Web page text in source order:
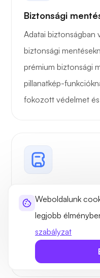
Weboldalunk
legjobb
szabályzat
tanúsítványok
MySQL adatbázis
FTP / FTPS
Microsoft Web
Szerveroldali
tartalmak (SSI)
Biztonsági
Adatai biztonságban
biztonsági
prémium biztonsági
pillanatkép-
fokozott védelmet
Az UltaHost vállalati
valamint gyors
megbízható és nagy